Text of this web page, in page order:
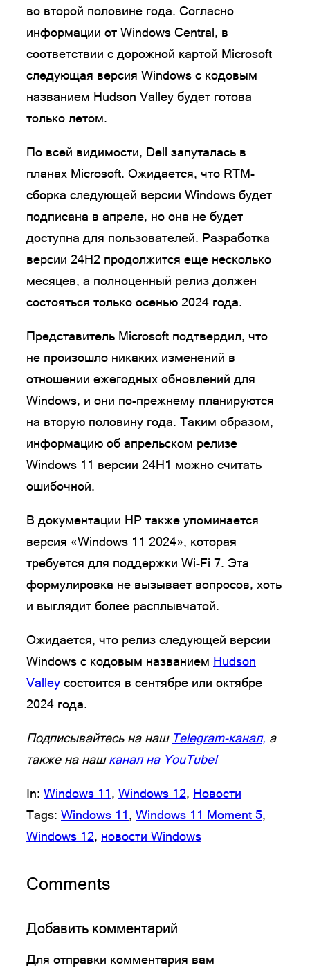
во второй половине года. Согласно
информации от Windows Central, в
соответствии с дорожной картой Microsoft
следующая версия Windows с кодовым
названием Hudson Valley будет готова
только летом.
По всей видимости, Dell запуталась в
планах Microsoft. Ожидается, что RTM-
сборка следующей версии Windows будет
подписана в апреле, но она не будет
доступна для пользователей. Разработка
версии 24H2 продолжится еще несколько
месяцев, а полноценный релиз должен
состояться только осенью 2024 года.
Представитель Microsoft подтвердил, что
не произошло никаких изменений в
отношении ежегодных обновлений для
Windows, и они по-прежнему планируются
на вторую половину года. Таким образом,
информацию об апрельском релизе
Windows 11 версии 24H1 можно считать
ошибочной.
В документации HP также упоминается
версия «Windows 11 2024», которая
требуется для поддержки Wi-Fi 7. Эта
формулировка не вызывает вопросов, хоть
и выглядит более расплывчатой.
Ожидается, что релиз следующей версии
Windows с кодовым названием Hudson
Valley состоится в сентябре или октябре
2024 года.
Подписывайтесь на наш Telegram-канал, а
также на нашканал на YouTube!
In: Windows 11, Windows 12, Новости
Tags: Windows 11, Windows 11 Moment 5
Windows 12, новости Windows
Comments
Добавить комментарий
Для отправки комментария вам